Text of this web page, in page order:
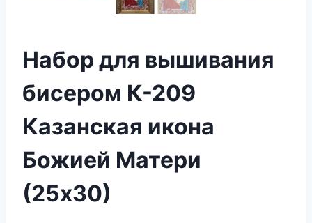
Набор для вышивания
бисером К-209
Казанская икона
Божией Матери
(25х30)